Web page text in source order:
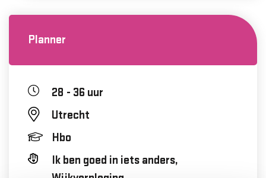
Planner
28 - 36 uur
Utrecht
Hbo
Ik ben goed in iets anders,